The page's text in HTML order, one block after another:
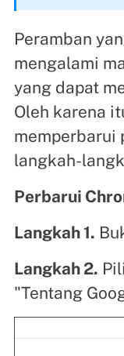
Peramban
mengalami
yang dapat
Oleh karena
memperbarui
langkah-
Perbarui
Langkah 1.
Langkah 2.
"Tentang